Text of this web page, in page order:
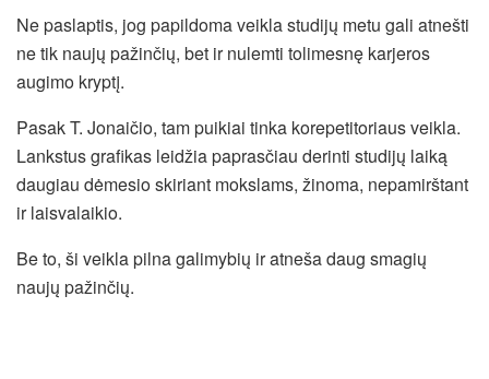
Ne paslaptis, jog papildoma veikla studijų metu gali atnešti
ne tik naujų pažinčių, bet ir nulemti tolimesnę karjeros
augimo kryptį.
Pasak T. Jonaičio, tam puikiai tinka korepetitoriaus veikla.
Lankstus grafikas leidžia paprasčiau derinti studijų laiką
daugiau dėmesio skiriant mokslams, žinoma, nepamirštant
ir laisvalaikio.
Be to, ši veikla pilna galimybių ir atneša daug smagių
naujų pažinčių.